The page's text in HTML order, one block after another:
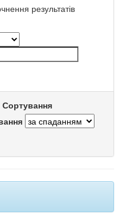
результатів
Сортування